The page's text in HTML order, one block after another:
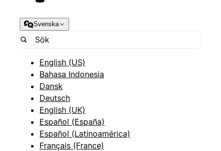
Svenska
English (US)
Bahasa Indonesia
Dansk
Deutsch
English (UK)
Español (España)
Español (Latinoamérica)
Français (France)